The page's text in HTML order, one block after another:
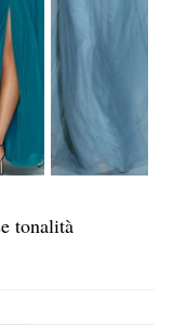
tonalità